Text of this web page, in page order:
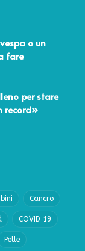
o un
fare
per stare
record»
Cancro
COVID 19
Pelle